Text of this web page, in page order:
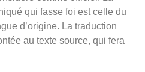
qui fasse foi est celle du
d’origine. La traduction
au texte source, qui fera